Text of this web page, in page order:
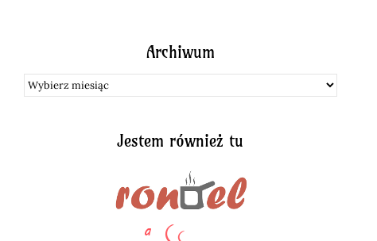
Archiwum
Archiwum
Jestem również tu